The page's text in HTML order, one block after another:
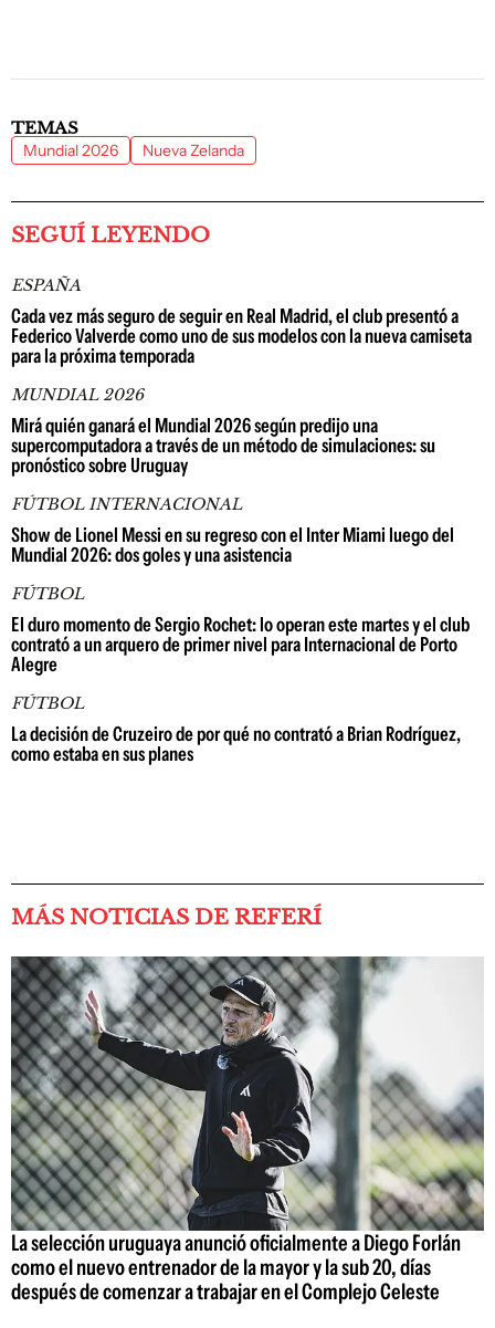
TEMAS
Mundial 2026 Nueva Zelanda
SEGUÍ LEYENDO
ESPAÑA
Cada vez más seguro de seguir en Real Madrid, el club presentó a
Federico Valverde como uno de sus modelos con la nueva camiseta
para la próxima temporada
MUNDIAL 2026
Mirá quién ganará el Mundial 2026 según predijo una
supercomputadora a través de un método de simulaciones: su
pronóstico sobre Uruguay
FÚTBOL INTERNACIONAL
Show de Lionel Messi en su regreso con el Inter Miami luego del
Mundial 2026: dos goles y una asistencia
FÚTBOL
El duro momento de Sergio Rochet: lo operan este martes y el club
contrató a un arquero de primer nivel para Internacional de Porto
Alegre
FÚTBOL
La decisión de Cruzeiro de por qué no contrató a Brian Rodríguez,
como estaba en sus planes
MÁS NOTICIAS DE REFERÍ
La selección uruguaya anunció oficialmente a Diego Forlán
como el nuevo entrenador de la mayor y la sub 20, días
después de comenzar a trabajar en el Complejo Celeste